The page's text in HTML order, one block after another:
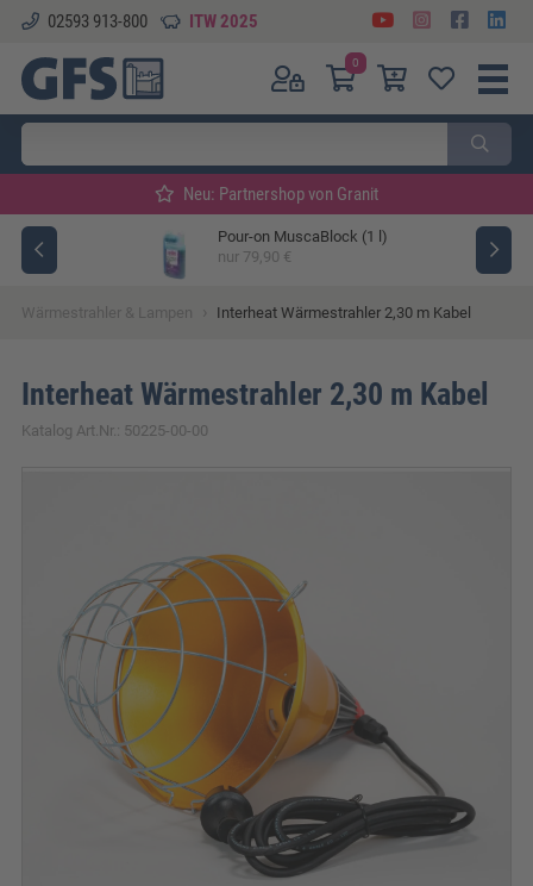
02593 913-800 ITW 2025
0
Neu: Partnershop von Granit
Pour-on MuscaBlock (1 l)
nur 79,90 €
Wärmestrahler & Lampen Interheat Wärmestrahler 2,30 m Kabel
Interheat Wärmestrahler 2,30 m Kabel
Katalog Art.Nr.: 50225-00-00